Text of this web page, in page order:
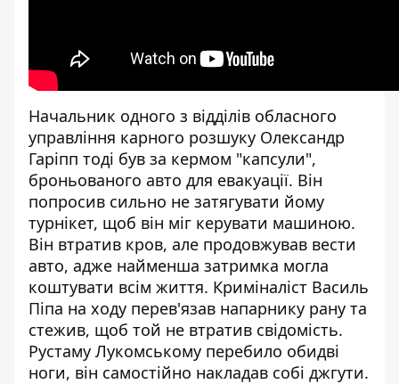
Начальник одного з відділів обласного
управління карного розшуку Олександр
Гаріпп тоді був за кермом "капсули",
броньованого авто для евакуації. Він
попросив сильно не затягувати йому
турнікет, щоб він міг керувати машиною.
Він втратив кров, але продовжував вести
авто, адже найменша затримка могла
коштувати всім життя. Криміналіст Василь
Піпа на ходу перев'язав напарнику рану та
стежив, щоб той не втратив свідомість.
Рустаму Лукомському перебило обидві
ноги, він самостійно накладав собі джгути.